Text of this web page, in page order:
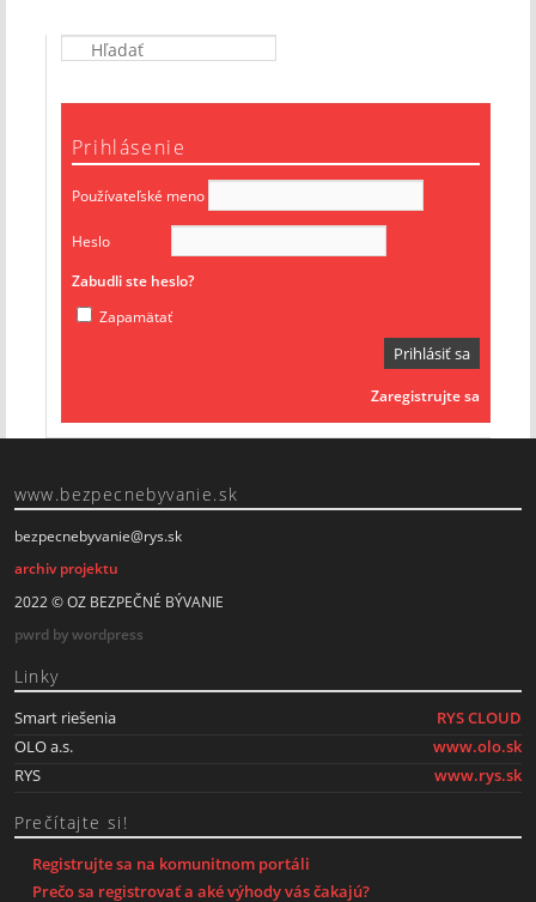
Prihlásenie
Používateľské meno
Heslo
Zabudli ste heslo?
Zapamätať
Zaregistrujte sa
www.bezpecnebyvanie.sk
bezpecnebyvanie@rys.sk
archiv projektu
2022 © OZ BEZPEČNÉ BÝVANIE
pwrd by wordpress
Linky
RYS CLOUD
Smart riešenia
www.olo.sk
OLO a.s.
www.rys.sk
RYS
Prečítajte si!
Registrujte sa na komunitnom portáli
Prečo sa registrovať a aké výhody vás čakajú?